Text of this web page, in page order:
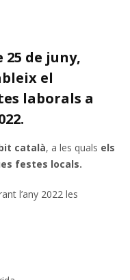
25 de juny,
el
laborals a
català, a les quals els
festes locals.
l’any 2022 les